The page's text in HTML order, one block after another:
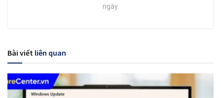
ngày.
Bài viết liên quan